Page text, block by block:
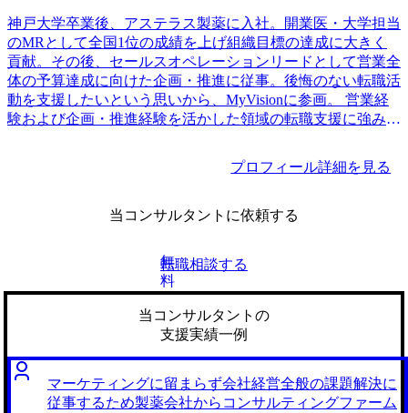
神戸大学卒業後、アステラス製薬に入社。開業医・大学担当
のMRとして全国1位の成績を上げ組織目標の達成に大きく
貢献。その後、セールスオペレーションリードとして営業全
体の予算達成に向けた企画・推進に従事。後悔のない転職活
動を支援したいという思いから、MyVisionに参画。 営業経
験および企画・推進経験を活かした領域の転職支援に強みを
プロフィール詳細を見る
当コンサルタントに依頼する
無
料
転職相談する
当コンサルタントの
支援実績一例
マーケティングに留まらず会社経営全般の課題解決に
従事するため製薬会社からコンサルティングファーム